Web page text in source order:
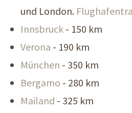
und London.
Innsbruck - 150 km
Verona - 190 km
München - 350 km
Bergamo - 280 km
Mailand - 325 km